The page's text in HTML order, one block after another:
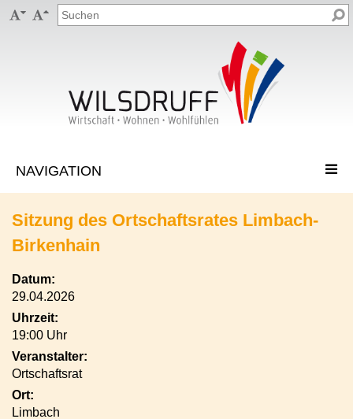
 
Sitzung des Ortschaftsrates Limbach-
Birkenhain
Datum:
29.04.2026
Uhrzeit:
19:00 Uhr
Veranstalter:
Ortschaftsrat
Ort:
Limbach